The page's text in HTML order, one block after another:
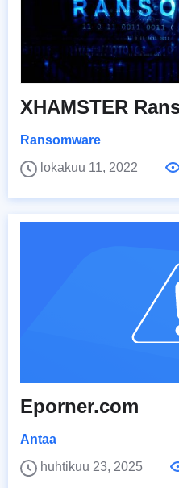
XHAMSTER
Ransomware
lokakuu 11, 2022
Eporner.com
Antaa
huhtikuu 23, 2025